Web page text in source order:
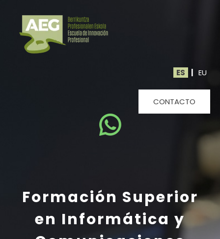
ES EU
CONTACTO
Formación Superior
en Informática y